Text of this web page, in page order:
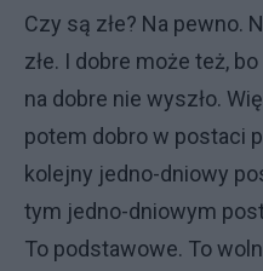
Czy są złe? Na pewno.
złe. I dobre może też,
na dobre nie wyszło.
potem dobro w postaci
kolejny jedno-dniowy
tym jedno-dniowym
To podstawowe. To